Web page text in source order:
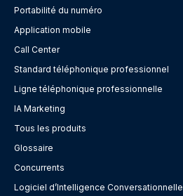
Portabilité du numéro
Application mobile
Call Center
Standard téléphonique professionnel
Ligne téléphonique professionnelle
IA Marketing
Tous les produits
Glossaire
Concurrents
Logiciel d’Intelligence Conversationnelle